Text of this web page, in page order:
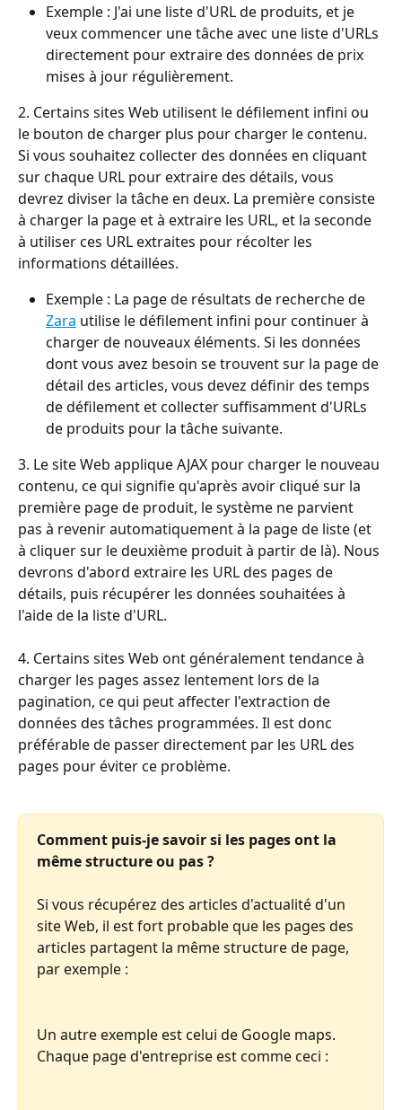
Exemple : J'ai une liste d'URL de produits, et je
veux commencer une tâche avec une liste d'URLs
directement pour extraire des données de prix
mises à jour régulièrement.
2. Certains sites Web utilisent le défilement infini ou
le bouton de charger plus pour charger le contenu.
Si vous souhaitez collecter des données en cliquant
sur chaque URL pour extraire des détails, vous
devrez diviser la tâche en deux. La première consiste
à charger la page et à extraire les URL, et la seconde
à utiliser ces URL extraites pour récolter les
informations détaillées.
Exemple : La page de résultats de recherche de
Zara utilise le défilement infini pour continuer à
charger de nouveaux éléments. Si les données
dont vous avez besoin se trouvent sur la page de
détail des articles, vous devez définir des temps
de défilement et collecter suffisamment d'URLs
de produits pour la tâche suivante.
3. Le site Web applique AJAX pour charger le nouveau
contenu, ce qui signifie qu'après avoir cliqué sur la
première page de produit, le système ne parvient
pas à revenir automatiquement à la page de liste (et
à cliquer sur le deuxième produit à partir de là). Nous
devrons d'abord extraire les URL des pages de
détails, puis récupérer les données souhaitées à
l'aide de la liste d'URL.
4. Certains sites Web ont généralement tendance à
charger les pages assez lentement lors de la
pagination, ce qui peut affecter l'extraction de
données des tâches programmées. Il est donc
préférable de passer directement par les URL des
pages pour éviter ce problème.
Comment puis-je savoir si les pages ont la
même structure ou pas ?
Si vous récupérez des articles d'actualité d'un
site Web, il est fort probable que les pages des
articles partagent la même structure de page,
par exemple :
Un autre exemple est celui de Google maps.
Chaque page d'entreprise est comme ceci :